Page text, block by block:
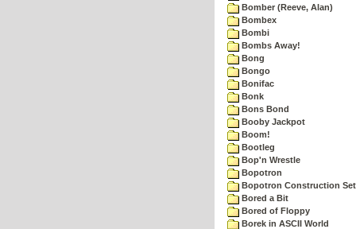
Bomber (Reeve, Alan)
Bombex
Bombi
Bombs Away!
Bong
Bongo
Bonifac
Bonk
Bons Bond
Booby Jackpot
Boom!
Bootleg
Bop'n Wrestle
Bopotron
Bopotron Construction Set
Bored a Bit
Bored of Floppy
Borek in ASCII World